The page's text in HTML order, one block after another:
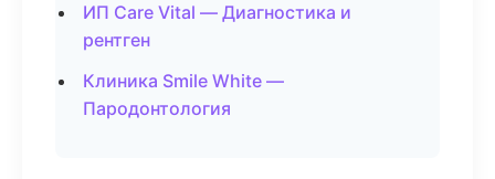
ИП Care Vital — Диагностика и
рентген
Клиника Smile White —
Пародонтология